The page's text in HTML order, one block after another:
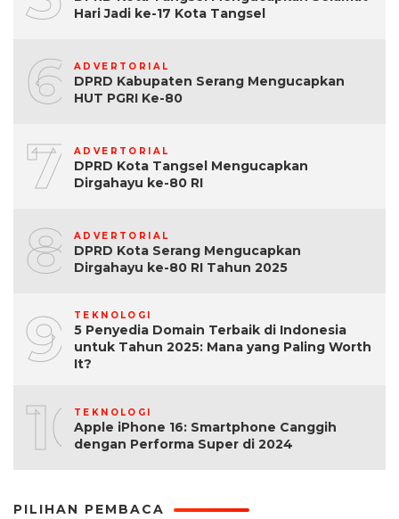
Hari Jadi ke-17 Kota Tangsel
6 ADVERTORIAL
DPRD Kabupaten Serang Mengucapkan
HUT PGRI Ke-80
7 ADVERTORIAL
DPRD Kota Tangsel Mengucapkan
Dirgahayu ke-80 RI
8 ADVERTORIAL
DPRD Kota Serang Mengucapkan
Dirgahayu ke-80 RI Tahun 2025
9 TEKNOLOGI
5 Penyedia Domain Terbaik di Indonesia
untuk Tahun 2025: Mana yang Paling Worth
It?
10TEKNOLOGI
Apple iPhone 16: Smartphone Canggih
dengan Performa Super di 2024
PILIHAN PEMBACA